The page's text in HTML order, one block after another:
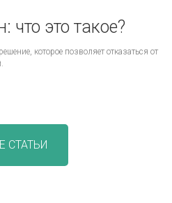
это такое?
которое позволяет отказаться от
СТАТЬИ